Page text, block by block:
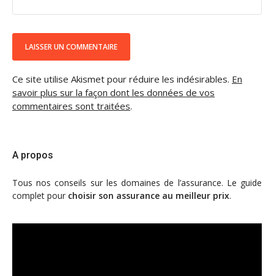
Ce site utilise Akismet pour réduire les indésirables. En
savoir plus sur la façon dont les données de vos
commentaires sont traitées.
A propos
Tous nos conseils sur les domaines de l’assurance. Le guide
complet pour choisir son assurance au meilleur prix.